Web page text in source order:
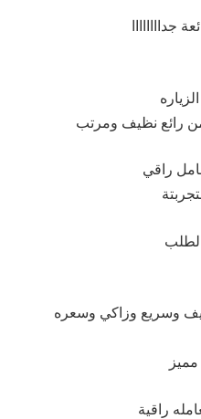
رائع نظيف ومرتب
راقي
نظيف وسريع وزاكي وسعره
راقية